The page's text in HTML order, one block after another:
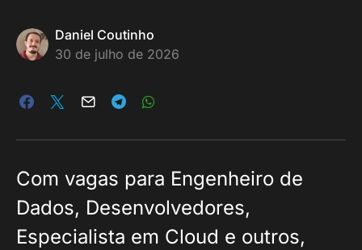
Daniel Coutinho
30 de julho de 2026
Com vagas para Engenheiro de
Dados, Desenvolvedores,
Especialista em Cloud e outros,